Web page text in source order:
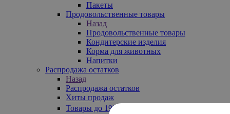
Пакеты
Продовольственные товары
Назад
Продовольственные товары
Кондитерские изделия
Корма для животных
Напитки
Распродажа остатков
Назад
Распродажа остатков
Хиты продаж
Товары до 199₽